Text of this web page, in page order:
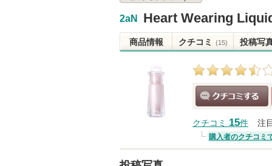
2aN Heart Wearing
商品情報 クチコミ (15) 投稿写
クチコミ 15件 注
購入者のクチコミ